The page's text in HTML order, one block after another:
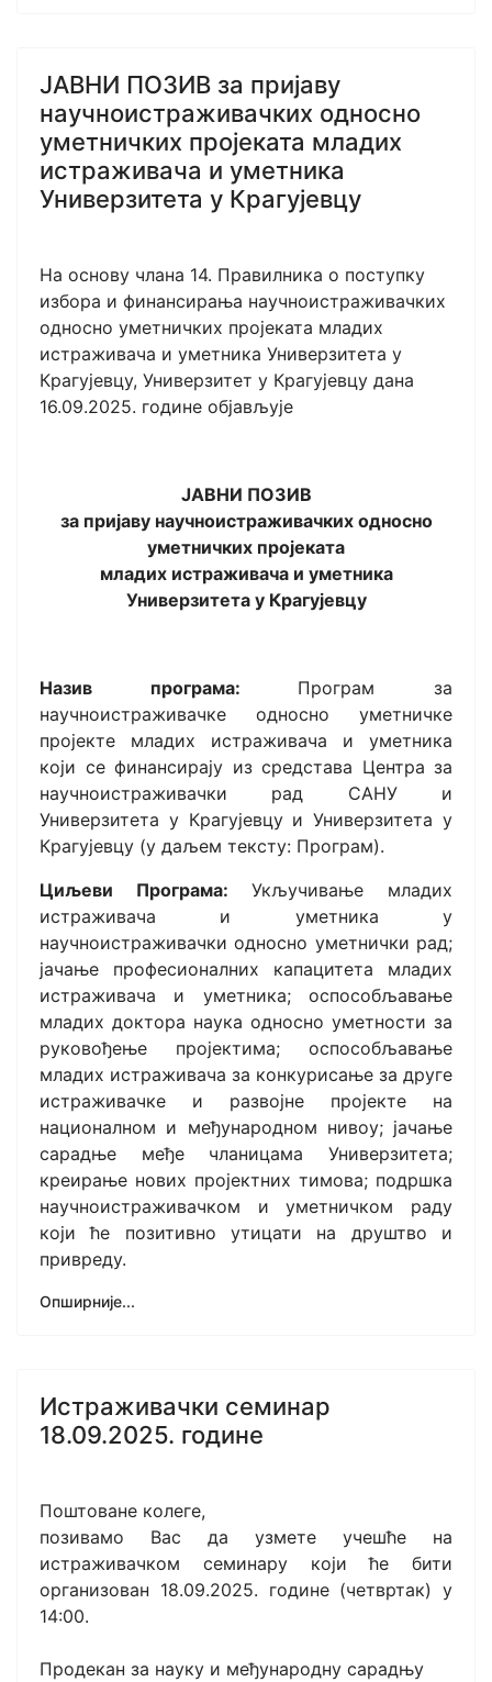
ЈАВНИ ПОЗИВ за пријаву
научноистраживачких односно
уметничких пројеката младих
истраживача и уметника
Универзитета у Крагујевцу
На основу члана 14. Правилника о поступку
избора и финансирања научноистраживачких
односно уметничких пројеката младих
истраживача и уметника Универзитета у
Крагујевцу, Универзитет у Крагујевцу дана
16.09.2025. године објављује
ЈАВНИ ПОЗИВ
за пријаву научноистраживачких односно
уметничких пројеката
младих истраживача и уметника
Универзитета у Крагујевцу
Назив програма: Програм за
научноистраживачке односно уметничке
пројекте младих истраживача и уметника
који се финансирају из средстава Центра за
научноистраживачки рад САНУ и
Универзитета у Крагујевцу и Универзитета у
Крагујевцу (у даљем тексту: Програм).
Циљеви Програма: Укључивање младих
истраживача и уметника у
научноистраживачки односно уметнички рад;
јачање професионалних капацитета младих
истраживача и уметника; оспособљавање
младих доктора наука односно уметности за
руковођење пројектима; оспособљавање
младих истраживача за конкурисање за друге
истраживачке и развојне пројекте на
националном и међународном нивоу; јачање
сарадње међе чланицама Универзитета;
креирање нових пројектних тимова; подршка
научноистраживачком и уметничком раду
који ће позитивно утицати на друштво и
привреду.
Опширније...
Истраживачки семинар
18.09.2025. године
Поштоване колеге,
позивамо Вас да узмете учешће на
истраживачком семинару који ће бити
организован 18.09.2025. године (четвртак) у
14:00.
Продекан за науку и међународну сарадњу